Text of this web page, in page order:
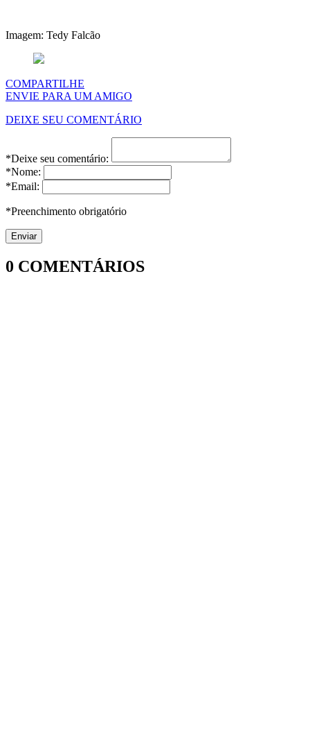
Imagem: Tedy Falcão
COMPARTILHE
ENVIE PARA UM AMIGO
DEIXE SEU COMENTÁRIO
*Deixe seu comentário:
*Nome:
*Email:
*Preenchimento obrigatório
0 COMENTÁRIOS